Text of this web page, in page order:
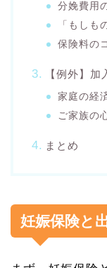
分娩費用
「もしも
保険料の
【例外】
家庭の経
ご家族の
まとめ
妊娠保険と